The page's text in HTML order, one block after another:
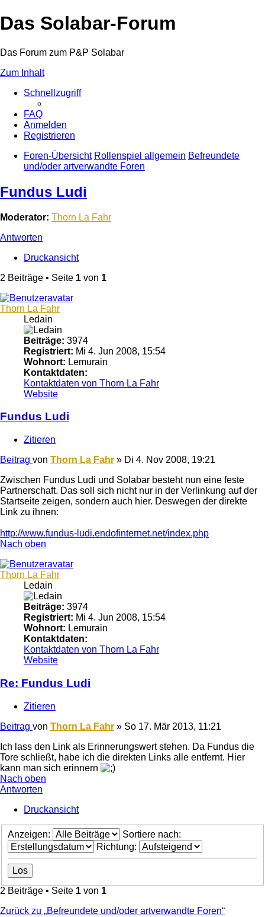
Das Solabar-Forum
Das Forum zum P&P Solabar
Zum Inhalt
Schnellzugriff
FAQ
Anmelden
Registrieren
Foren-Übersicht Rollenspiel allgemein Befreundete
und/oder artverwandte Foren
Fundus Ludi
Moderator: Thorn La Fahr
Antworten
Druckansicht
2 Beiträge • Seite 1 von 1
Thorn La Fahr
Ledain
Beiträge: 3974
Registriert: Mi 4. Jun 2008, 15:54
Wohnort: Lemurain
Kontaktdaten:
Kontaktdaten von Thorn La Fahr
Website
Fundus Ludi
Zitieren
Beitrag von Thorn La Fahr » Di 4. Nov 2008, 19:21
Zwischen Fundus Ludi und Solabar besteht nun eine feste
Partnerschaft. Das soll sich nicht nur in der Verlinkung auf der
Startseite zeigen, sondern auch hier. Deswegen der direkte
Link zu ihnen:
http://www.fundus-ludi.endofinternet.net/index.php
Nach oben
Thorn La Fahr
Ledain
Beiträge: 3974
Registriert: Mi 4. Jun 2008, 15:54
Wohnort: Lemurain
Kontaktdaten:
Kontaktdaten von Thorn La Fahr
Website
Re: Fundus Ludi
Zitieren
Beitrag von Thorn La Fahr » So 17. Mär 2013, 11:21
Ich lass den Link als Erinnerungswert stehen. Da Fundus die
Tore schließt, habe ich die direkten Links alle entfernt. Hier
kann man sich erinnern
Nach oben
Antworten
Druckansicht
Anzeigen:
Sortiere nach:
Richtung:
2 Beiträge • Seite 1 von 1
Zurück zu „Befreundete und/oder artverwandte Foren“